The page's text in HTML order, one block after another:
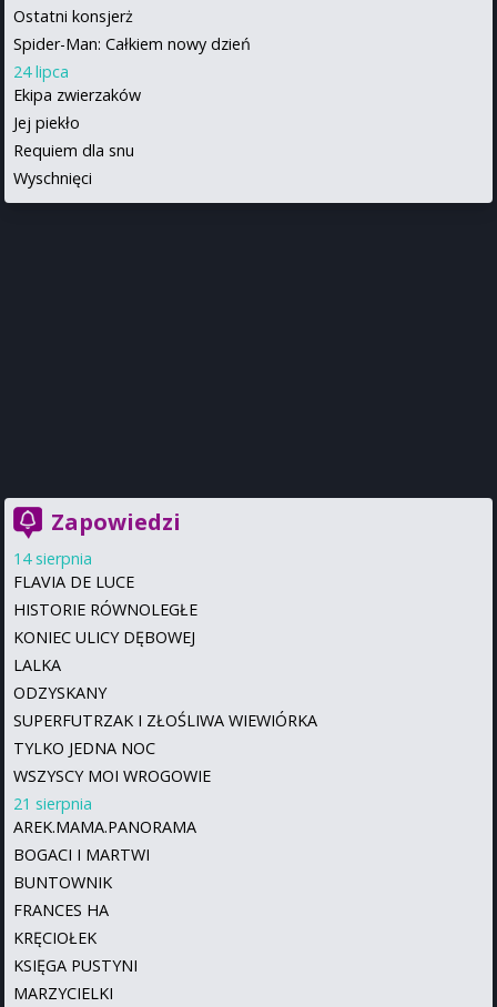
Ostatni konsjerż
Spider-Man: Całkiem nowy dzień
24 lipca
Ekipa zwierzaków
Jej piekło
Requiem dla snu
Wyschnięci
Zapowiedzi
14 sierpnia
FLAVIA DE LUCE
HISTORIE RÓWNOLEGŁE
KONIEC ULICY DĘBOWEJ
LALKA
ODZYSKANY
SUPERFUTRZAK I ZŁOŚLIWA WIEWIÓRKA
TYLKO JEDNA NOC
WSZYSCY MOI WROGOWIE
21 sierpnia
AREK.MAMA.PANORAMA
BOGACI I MARTWI
BUNTOWNIK
FRANCES HA
KRĘCIOŁEK
KSIĘGA PUSTYNI
MARZYCIELKI